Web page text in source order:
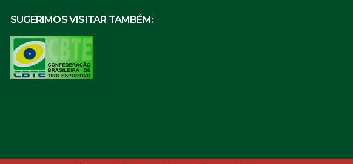
SUGERIMOS VISITAR TAMBÉM: